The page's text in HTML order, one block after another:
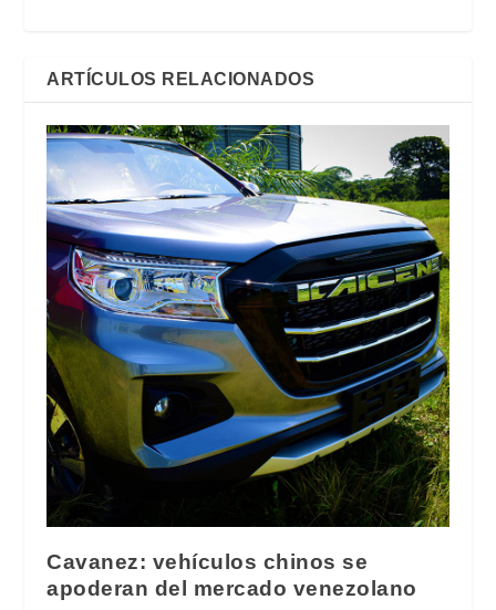
ARTÍCULOS RELACIONADOS
Cavanez: vehículos chinos se
apoderan del mercado venezolano